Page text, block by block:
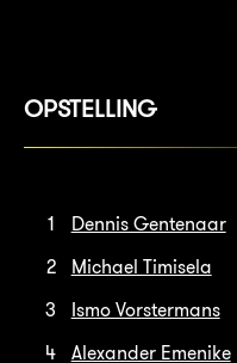
OPSTELLING
1 Dennis Gentenaar
2
Michael Timisela
3
Ismo Vorstermans
4
Alexander Emenike